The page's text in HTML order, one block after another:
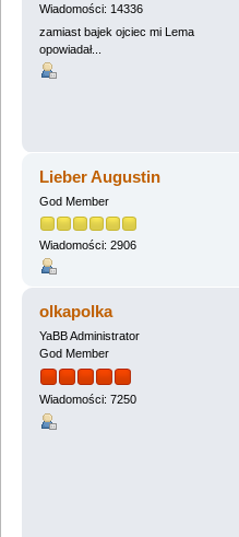
Wiadomości: 14336
zamiast bajek ojciec mi Lema
opowiadał...
Lieber Augustin
God Member
Wiadomości: 2906
olkapolka
YaBB Administrator
God Member
Wiadomości: 7250